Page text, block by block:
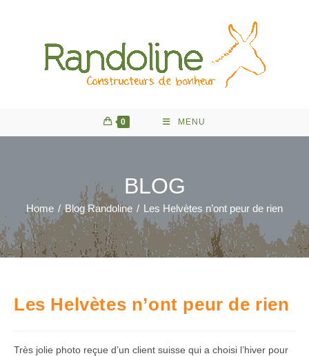
0 MENU
BLOG
Home / Blog Randoline / Les Helvètes n’ont peur de rien
Les Helvètes n’ont peur de rien
Très jolie photo reçue d’un client suisse qui a choisi l’hiver pour